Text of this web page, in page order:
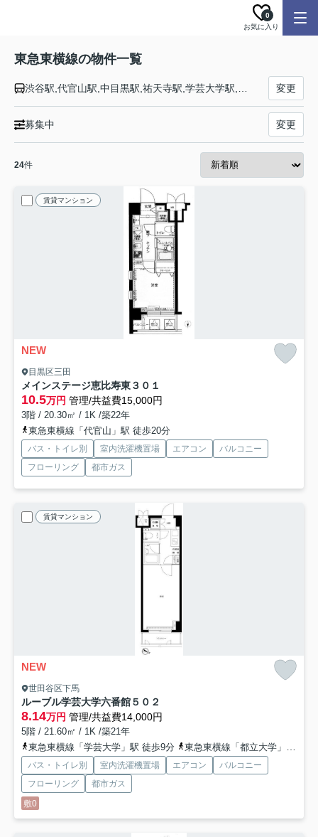
お気に入り
0
東急東横線の物件一覧
変更
募集中 変更
24件
賃貸マンション
NEW
目黒区三田
メインステージ恵比寿東３０１
10.5万円 管理/共益費15,000円
3階 / 20.30㎡ / 1K /築22年
東急東横線「代官山」駅 徒歩20分
バス・トイレ別 室内洗濯機置場 エアコン
バルコニー
フローリング
都市ガス
賃貸マンション
NEW
世田谷区下馬
ルーブル学芸大学六番館５０２
8.14万円 管理/共益費14,000円
5階 / 21.60㎡ / 1K /築21年
東急東横線「学芸大学」駅 徒歩9分
東急東横線「都立大学」駅 徒歩18分
バス・トイレ別 室内洗濯機置場 エアコン
バルコニー
フローリング
都市ガス
敷0